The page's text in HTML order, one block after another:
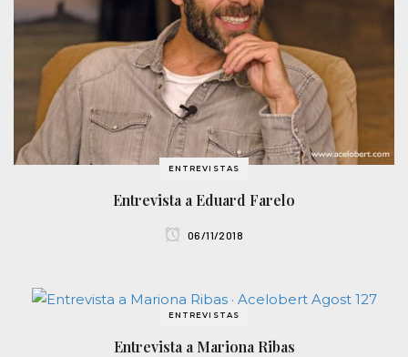
ENTREVISTAS
Entrevista a Eduard Farelo
06/11/2018
ENTREVISTAS
Entrevista a Mariona Ribas